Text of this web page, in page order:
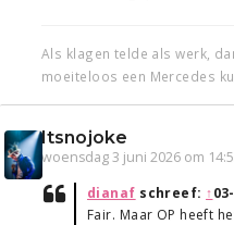
Als klagen telde als werk,
moeiteloos een Mercedes
Itsnojoke
woensdag 3 juni 2026 om
dianaf schreef: ↑
Fair. Maar OP heeft